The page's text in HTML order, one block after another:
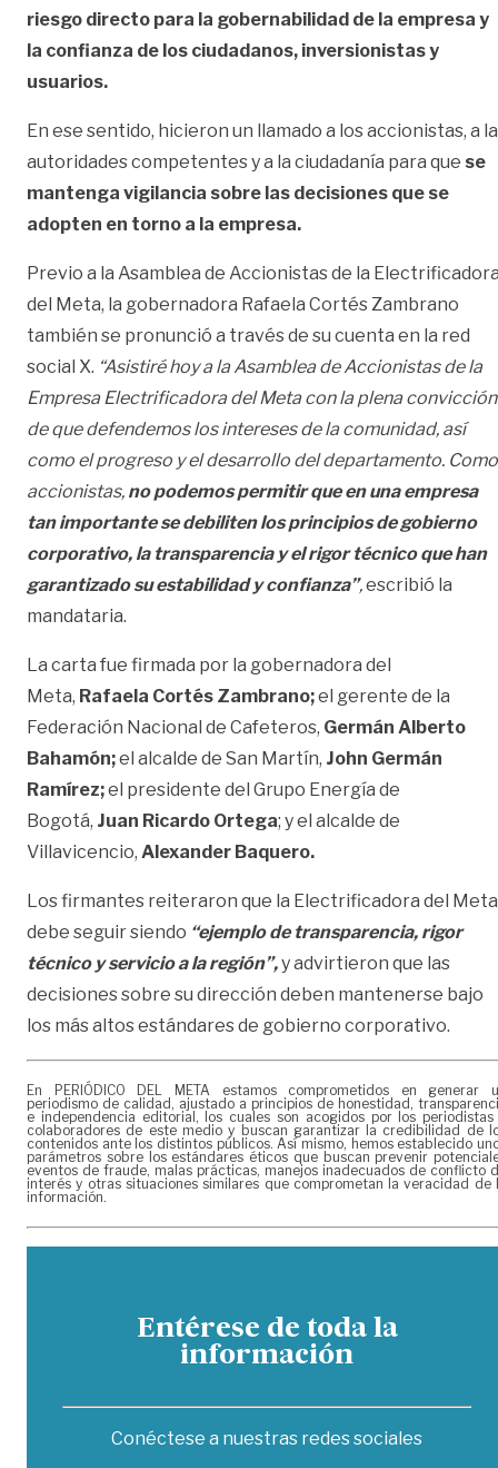
riesgo directo para la gobernabilidad de la empresa y
la confianza de los ciudadanos, inversionistas y
usuarios.
En ese sentido, hicieron un llamado a los accionistas, a
autoridades competentes y a la ciudadanía para que se
mantenga vigilancia sobre las decisiones que se
adopten en torno a la empresa.
Previo a la Asamblea de Accionistas de la
del Meta, la gobernadora Rafaela Cortés Zambrano
también se pronunció a través de su cuenta en la red
social X. “Asistiré hoy a la Asamblea de Accionistas de la
Empresa Electrificadora del Meta con la plena convicción
de que defendemos los intereses de la comunidad, así
como el progreso y el desarrollo del departamento. Como
accionistas, no podemos permitir que en una empresa
tan importante se debiliten los principios de gobierno
corporativo, la transparencia y el rigor técnico que han
garantizado su estabilidad y confianza”,escribió la
mandataria.
La carta fue firmada por la gobernadora del
Meta, Rafaela Cortés Zambrano;el gerente de la
Federación Nacional de Cafeteros, Germán Alberto
Bahamón;el alcalde de San Martín, John Germán
Ramírez;el presidente del Grupo Energía de
Bogotá, Juan Ricardo Ortega; y el alcalde de
Villavicencio, Alexander Baquero.
Los firmantes reiteraron que la Electrificadora del Meta
debe seguir siendo “ejemplo de transparencia, rigor
técnico y servicio a la región”,y advirtieron que las
decisiones sobre su dirección deben mantenerse bajo
los más altos estándares de gobierno corporativo.
En PERIÓDICO DEL META estamos comprometidos en generar
periodismo de calidad, ajustado a principios de honestidad,
e independencia editorial, los cuales son acogidos por los periodistas
colaboradores de este medio y buscan garantizar la credibilidad de
contenidos ante los distintos públicos. Así mismo, hemos establecido
parámetros sobre los estándares éticos que buscan prevenir
eventos de fraude, malas prácticas, manejos inadecuados de conflicto
interés y otras situaciones similares que comprometan la veracidad de
información.
Entérese de toda la
información
Conéctese a nuestras redes sociales